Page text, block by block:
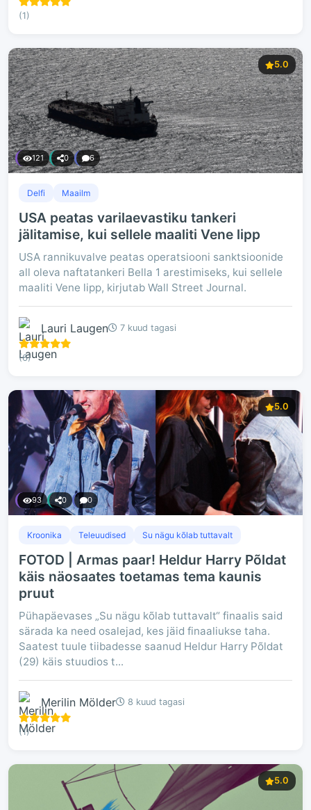
(1)
5.0
121 0 6
Delfi Maailm
USA peatas varilaevastiku tankeri
jälitamise, kui sellele maaliti Vene lipp
USA rannikuvalve peatas operatsiooni sanktsioonide
all oleva naftatankeri Bella 1 arestimiseks, kui sellele
maaliti Vene lipp, kirjutab Wall Street Journal.
Lauri Laugen 7 kuud tagasi
(6)
5.0
93 0 0
Kroonika Teleuudised Su nägu kõlab tuttavalt
FOTOD | Armas paar! Heldur Harry Põldat
käis näosaates toetamas tema kaunis
pruut
Pühapäevases „Su nägu kõlab tuttavalt“ finaalis said
särada ka need osalejad, kes jäid finaaliukse taha.
Saatest tuule tiibadesse saanud Heldur Harry Põldat
(29) käis stuudios t...
Merilin Mölder 8 kuud tagasi
(1)
5.0